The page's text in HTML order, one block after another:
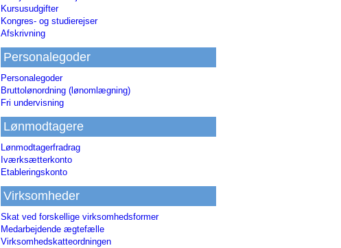
Kursusudgifter
Kongres- og studierejser
Afskrivning
Personalegoder
Personalegoder
Bruttolønordning (lønomlægning)
Fri undervisning
Lønmodtagere
Lønmodtagerfradrag
Iværksætterkonto
Etableringskonto
Virksomheder
Skat ved forskellige virksomhedsformer
Medarbejdende ægtefælle
Virksomhedskatteordningen